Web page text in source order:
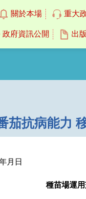
關於本場 重大
政府資訊公開 出
茄抗病能力
日
種苗場運